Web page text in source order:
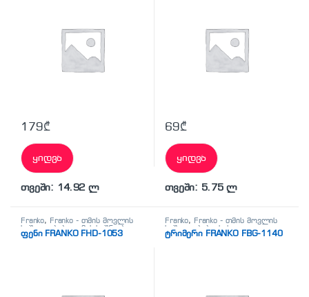
179₾
ყიდვა
თვეში: 14.92 ლ
69₾
ყიდვა
თვეში: 5.75 ლ
Franko, Franko - თმის მოვლის
საშუალებები,თმის საშრობი
სახლი და სილამაზე
ფენი FRANKO FHD-1053
Franko, Franko - თმის მოვლის
საშუალებები,სახლი და
სილამაზე,წვერსაპარსი
ტრიმერი FRANKO FBG-1140